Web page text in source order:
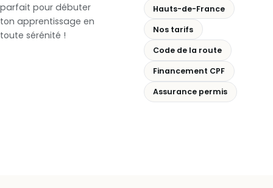
parfait pour débuter
ton apprentissage en
toute sérénité !
Hauts-de-France
Nos tarifs
Code de la route
Financement CPF
Assurance permis